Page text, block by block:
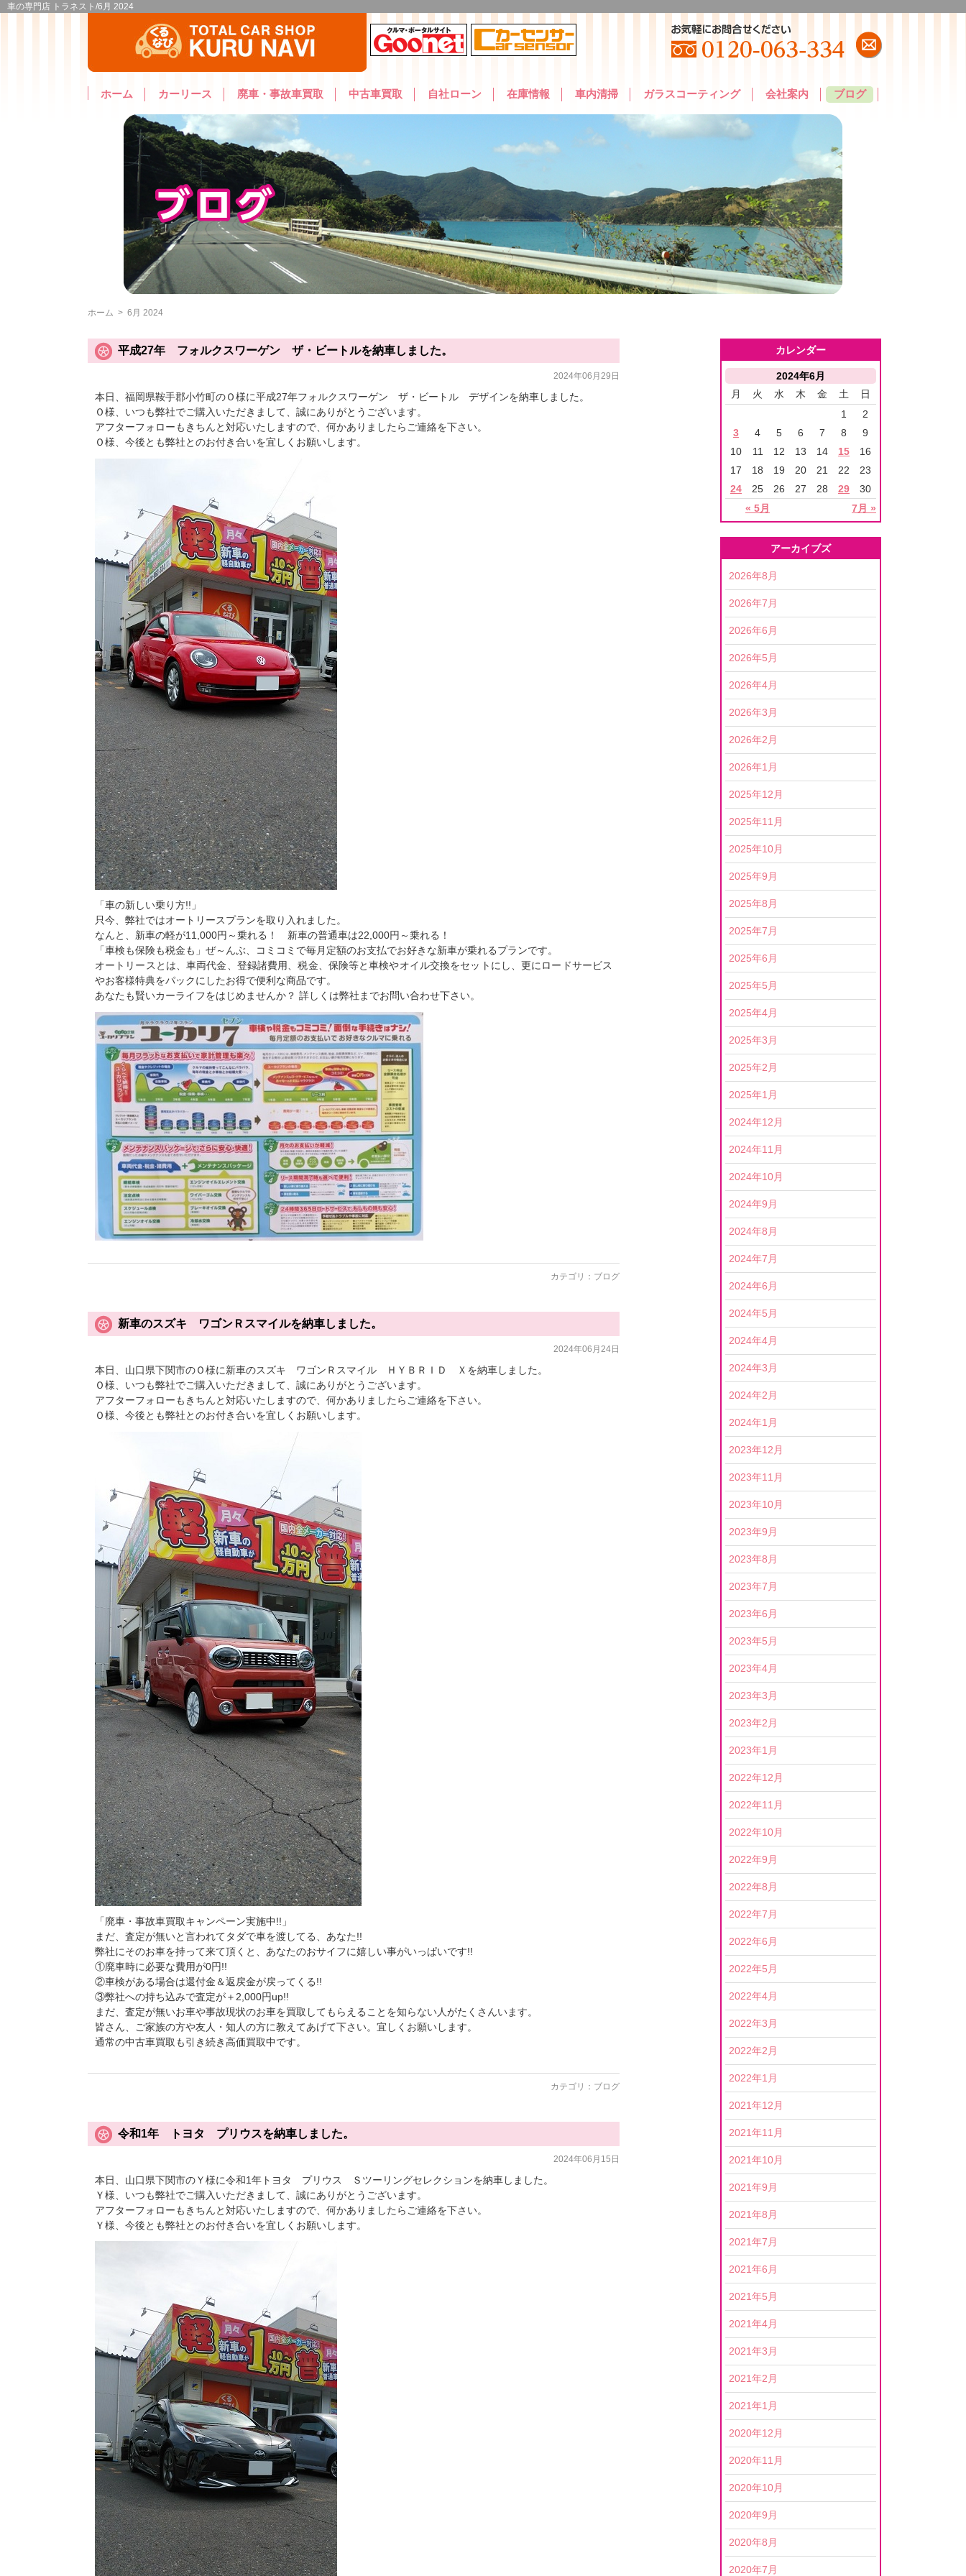
車の専門店 トラネスト/6月 2024
ホーム カーリース 廃車・事故車買取 中古車買取 自社ローン 在庫情報 車内清掃 ガラスコーティング 会社案内 ブログ
ホーム > 6月 2024
平成27年 フォルクスワーゲン ザ・ビートルを納車しました。
2024年06月29日
本日、福岡県鞍手郡小竹町のＯ様に平成27年フォルクスワーゲン ザ・ビートル デザインを納車しました。
Ｏ様、いつも弊社でご購入いただきまして、誠にありがとうございます。
アフターフォローもきちんと対応いたしますので、何かありましたらご連絡を下さい。
Ｏ様、今後とも弊社とのお付き合いを宜しくお願いします。
「車の新しい乗り方!!」
只今、弊社ではオートリースプランを取り入れました。
なんと、新車の軽が11,000円～乗れる！ 新車の普通車は22,000円～乗れる！
「車検も保険も税金も」ぜ～んぶ、コミコミで毎月定額のお支払でお好きな新車が乗れるプランです。
オートリースとは、車両代金、登録諸費用、税金、保険等と車検やオイル交換をセットにし、更にロードサービス
やお客様特典をパックにしたお得で便利な商品です。
あなたも賢いカーライフをはじめませんか？ 詳しくは弊社までお問い合わせ下さい。
カテゴリ： ブログ
新車のスズキ ワゴンＲスマイルを納車しました。
2024年06月24日
本日、山口県下関市のＯ様に新車のスズキ ワゴンＲスマイル ＨＹＢＲＩＤ Ｘを納車しました。
Ｏ様、いつも弊社でご購入いただきまして、誠にありがとうございます。
アフターフォローもきちんと対応いたしますので、何かありましたらご連絡を下さい。
Ｏ様、今後とも弊社とのお付き合いを宜しくお願いします。
「廃車・事故車買取キャンペーン実施中!!」
まだ、査定が無いと言われてタダで車を渡してる、あなた!!
弊社にそのお車を持って来て頂くと、あなたのおサイフに嬉しい事がいっぱいです!!
①廃車時に必要な費用が0円!!
②車検がある場合は還付金＆返戻金が戻ってくる!!
③弊社への持ち込みで査定が＋2,000円up!!
まだ、査定が無いお車や事故現状のお車を買取してもらえることを知らない人がたくさんいます。
皆さん、ご家族の方や友人・知人の方に教えてあげて下さい。宜しくお願いします。
通常の中古車買取も引き続き高価買取中です。
カテゴリ： ブログ
令和1年 トヨタ プリウスを納車しました。
2024年06月15日
本日、山口県下関市のＹ様に令和1年トヨタ プリウス Ｓツーリングセレクションを納車しました。
Ｙ様、いつも弊社でご購入いただきまして、誠にありがとうございます。
アフターフォローもきちんと対応いたしますので、何かありましたらご連絡を下さい。
Ｙ様、今後とも弊社とのお付き合いを宜しくお願いします。
カレンダー
2024年6月
月
火 水 木 金 土 日
« 5月 7月 »
1
2
3
4 5 6 7 8
9
10
11 12 13 14 15
16
17
18 19 20 21 22
23
24
25 26 27 28 29 30
アーカイブズ
2026年8月
2026年7月
2026年6月
2026年5月
2026年4月
2026年3月
2026年2月
2026年1月
2025年12月
2025年11月
2025年10月
2025年9月
2025年8月
2025年7月
2025年6月
2025年5月
2025年4月
2025年3月
2025年2月
2025年1月
2024年12月
2024年11月
2024年10月
2024年9月
2024年8月
2024年7月
2024年6月
2024年5月
2024年4月
2024年3月
2024年2月
2024年1月
2023年12月
2023年11月
2023年10月
2023年9月
2023年8月
2023年7月
2023年6月
2023年5月
2023年4月
2023年3月
2023年2月
2023年1月
2022年12月
2022年11月
2022年10月
2022年9月
2022年8月
2022年7月
2022年6月
2022年5月
2022年4月
2022年3月
2022年2月
2022年1月
2021年12月
2021年11月
2021年10月
2021年9月
2021年8月
2021年7月
2021年6月
2021年5月
2021年4月
2021年3月
2021年2月
2021年1月
2020年12月
2020年11月
2020年10月
2020年9月
2020年8月
2020年7月